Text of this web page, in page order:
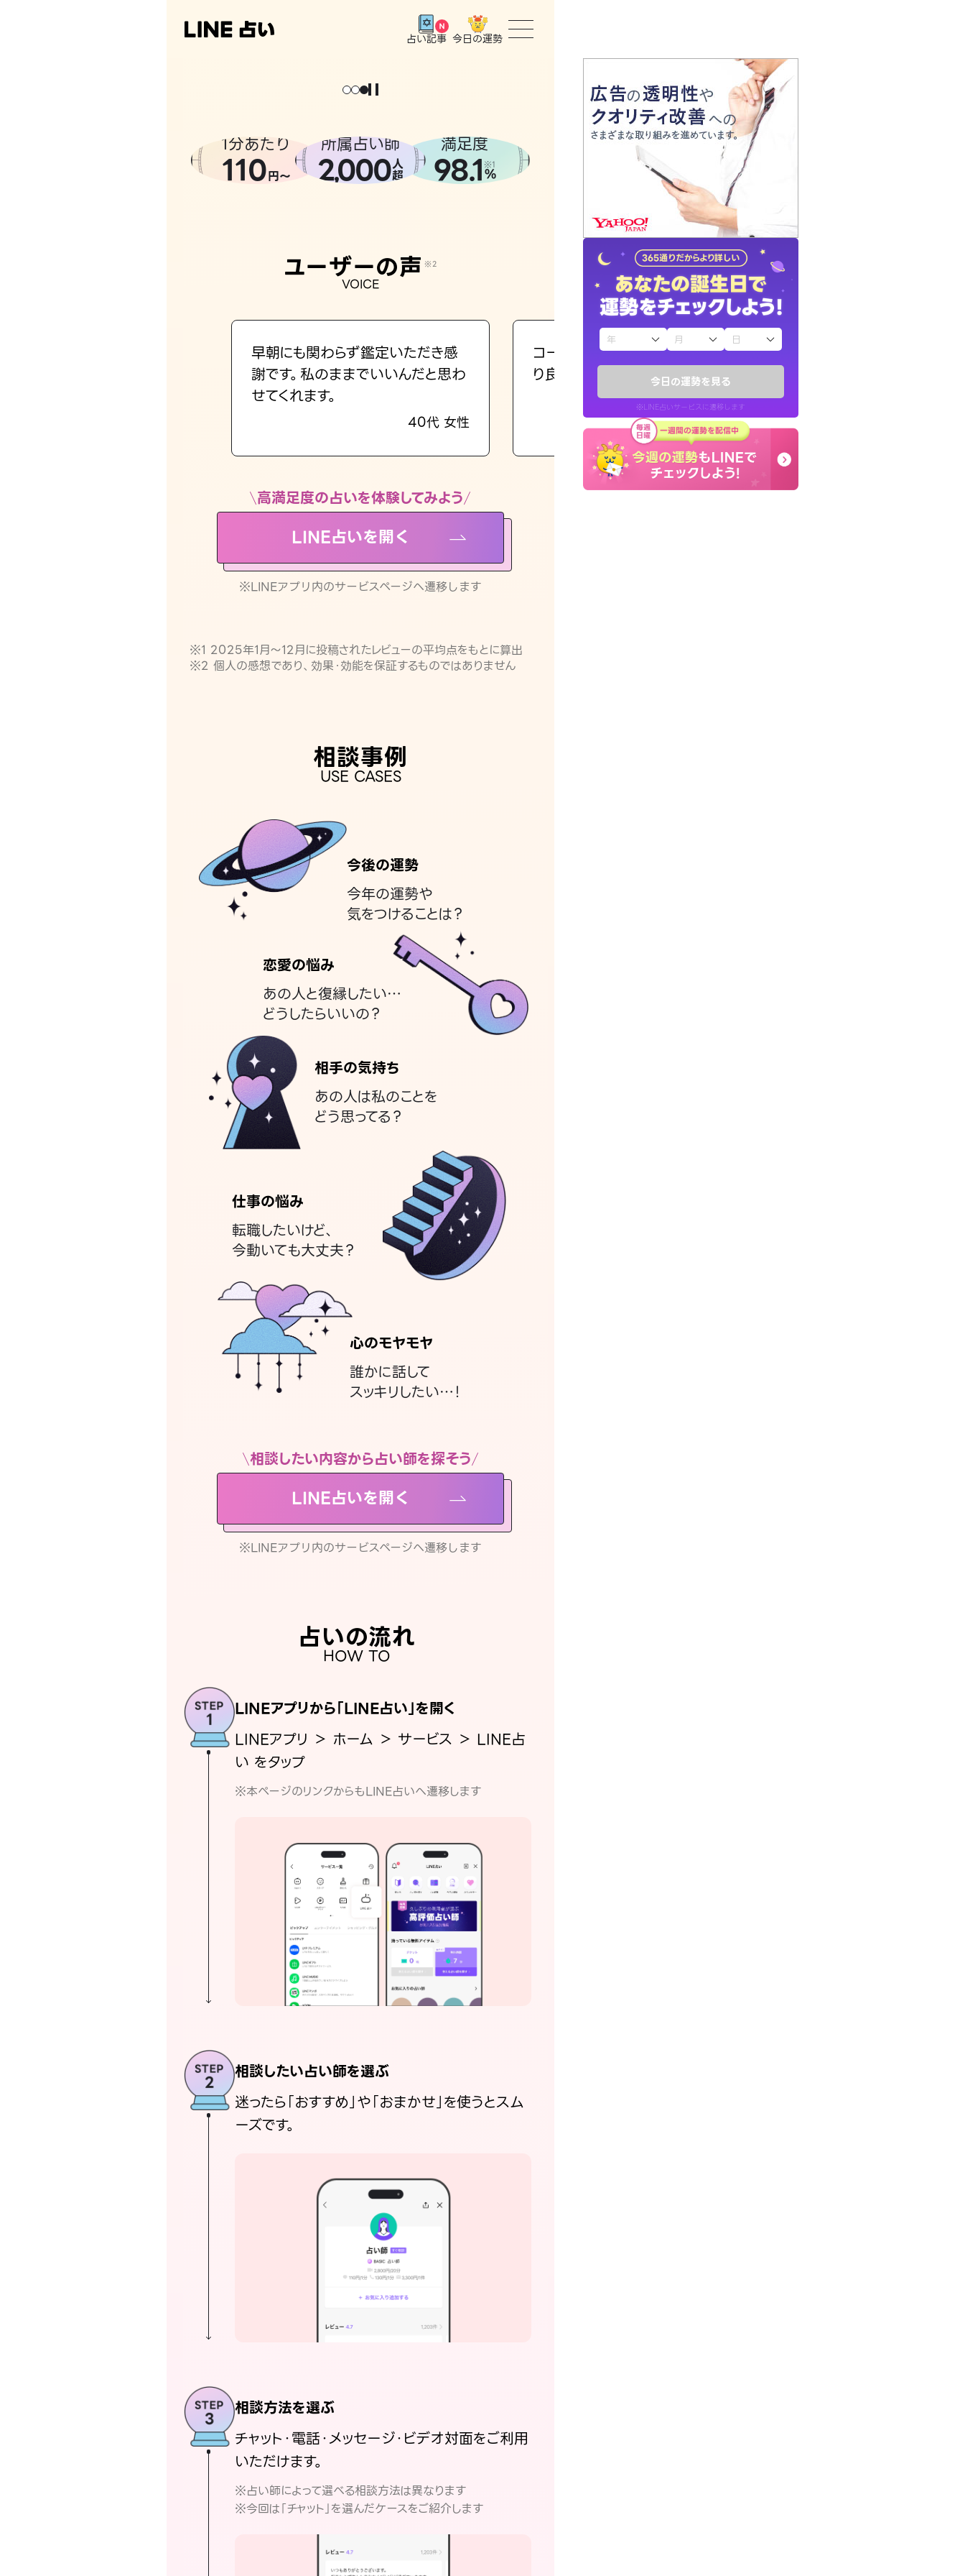
今日の運勢を見る
※LINE占いサービスに遷移します
占い記事 今日の運勢
トップ
ユーザーの声
占いの流れ
おすすめの占い師
よくある質問
えもじの子（占）12星座占い
お知らせ
1分あたり
110円〜
所属占い師
2,000人
超
満足度
98.1 ※1
%
ユーザーの声 ※2
VOICE
早朝にも関わらず鑑定いただき感
謝です。私のままでいいんだと思わ
せてくれます。
40代 女性
コーチのように占い結果を通してよ
り良くなる指針を提示してくれます。
30代 男性
高満足度の占いを体験してみよう
LINE占いを開く
※LINEアプリ内のサービスページへ遷移します
※1 2025年1月〜12月に投稿されたレビューの平均点をもとに算出
※2 個人の感想であり、効果・効能を保証するものではありません
相談事例
USE CASES
今後の運勢
今年の運勢や
気をつけることは？
恋愛の悩み
あの人と復縁したい…
どうしたらいいの？
相手の気持ち
あの人は私のことを
どう思ってる？
仕事の悩み
転職したいけど、
今動いても大丈夫？
心のモヤモヤ
誰かに話して
スッキリしたい…！
相談したい内容から占い師を探そう
LINE占いを開く
※LINEアプリ内のサービスページへ遷移します
占いの流れ
HOW TO
LINEアプリから「LINE占い」を開く
LINEアプリ ＞ ホーム ＞ サービス ＞ LINE占
い をタップ
※本ページのリンクからもLINE占いへ遷移します
相談したい占い師を選ぶ
迷ったら「おすすめ」や「おまかせ」を使うとスム
ーズです。
相談方法を選ぶ
チャット・電話・メッセージ・ビデオ対面をご利用
いただけます。
※占い師によって選べる相談方法は異なります
※今回は「チャット」を選んだケースをご紹介します